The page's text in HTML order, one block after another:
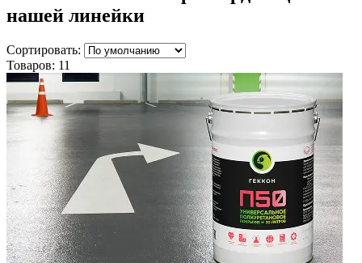
нашей линейки
Сортировать:
Товаров: 11